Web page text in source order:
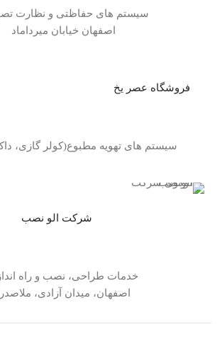
سیستم های حفاظتی و نظارت
اصفهان خیابان میرداماد
فروشگاه عصر یخ
سیستم های تهویه مطبوع(کولر گازی،
شرکت الو نصب
خدمات طراحی، نصب و راه
اصفهان، میدان آزادی، ملاصدرا